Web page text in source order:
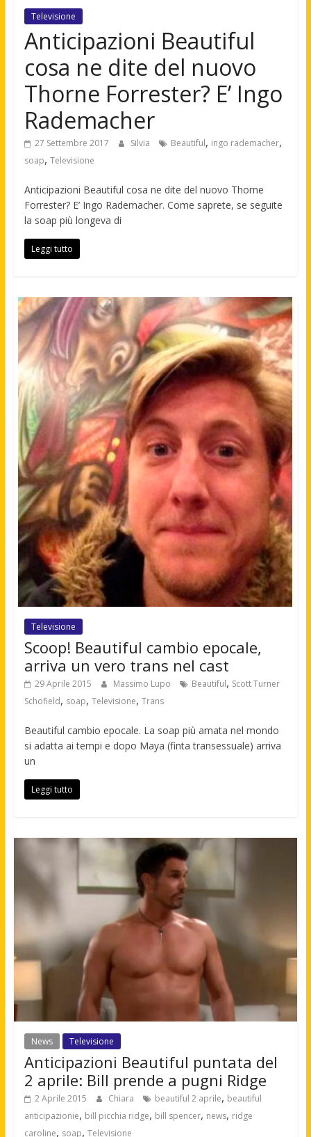
Televisione
Anticipazioni Beautiful
cosa ne dite del nuovo
Thorne Forrester? E’ Ingo
Rademacher
27 Settembre 2017 Silvia Beautiful, ingo rademacher,
soap, Televisione
Anticipazioni Beautiful cosa ne dite del nuovo Thorne
Forrester? E’ Ingo Rademacher. Come saprete, se seguite
la soap più longeva di
Leggi tutto
Televisione
Scoop! Beautiful cambio epocale,
arriva un vero trans nel cast
29 Aprile 2015 Massimo Lupo Beautiful, Scott Turner
Schofield, soap, Televisione, Trans
Beautiful cambio epocale. La soap più amata nel mondo
si adatta ai tempi e dopo Maya (finta transessuale) arriva
un
Leggi tutto
News Televisione
Anticipazioni Beautiful puntata del
2 aprile: Bill prende a pugni Ridge
2 Aprile 2015 Chiara beautiful 2 aprile, beautiful
anticipazionie, bill picchia ridge, bill spencer, news, ridge
caroline, soap, Televisione